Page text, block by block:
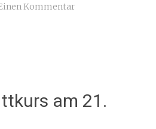
Kommentar
am 21.